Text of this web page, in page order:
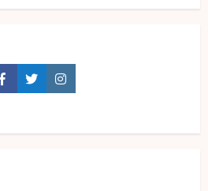
FacebookTwitterInstagram